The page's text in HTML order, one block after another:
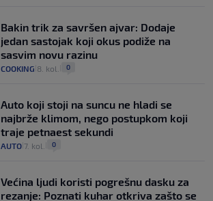
Bakin trik za savršen ajvar: Dodaje
jedan sastojak koji okus podiže na
sasvim novu razinu
COOKING 8. kol. 0
Auto koji stoji na suncu ne hladi se
najbrže klimom, nego postupkom koji
traje petnaest sekundi
AUTO 7. kol. 0
Većina ljudi koristi pogrešnu dasku za
rezanje: Poznati kuhar otkriva zašto se